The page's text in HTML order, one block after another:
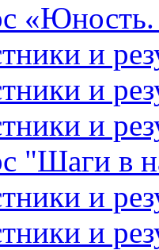
«Юность.
и
и
и
"Шаги в
и
и